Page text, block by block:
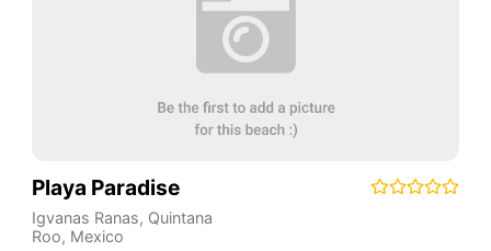
Playa Paradise
Igvanas Ranas, Quintana
Roo, Mexico